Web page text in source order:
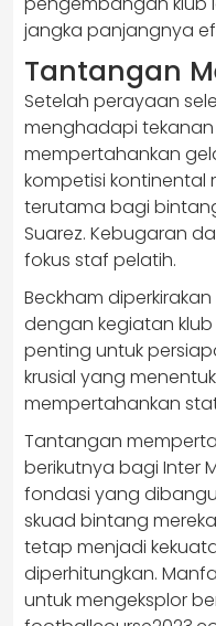
jangka panjangnya
Tantangan
Setelah perayaan
menghadapi
mempertahankan
kompetisi
terutama bagi
Suarez. Kebugaran
fokus staf pelatih.
Beckham
dengan kegiatan
penting untuk
krusial yang
mempertahankan
Tantangan
berikutnya bagi Inter
fondasi yang
skuad bintang
tetap menjadi
diperhitungkan.
untuk mengeksplor